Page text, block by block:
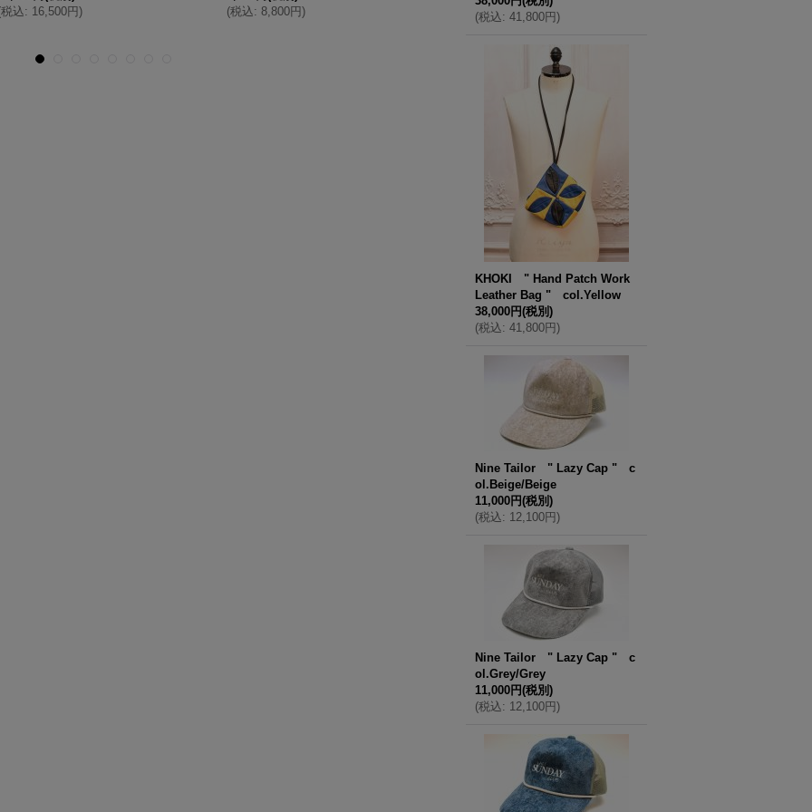
税込: 16,500円)
(税込: 8,800円) 税込: 18,150円)
(税込: 41,800円)
KHOKI " Hand Patch Work
Leather Bag " col.Yellow
38,000円(税別)
(税込: 41,800円)
Nine Tailor " Lazy Cap " c
ol.Beige/Beige
11,000円(税別)
(税込: 12,100円)
Nine Tailor " Lazy Cap " c
ol.Grey/Grey
11,000円(税別)
(税込: 12,100円)